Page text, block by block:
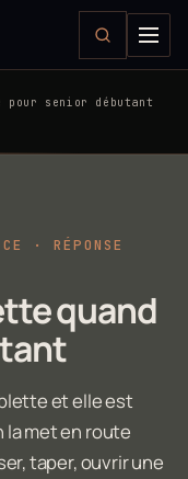
pour senior débutant
· RÉPONSE
quand
et elle est
la met en route
taper, ouvrir une